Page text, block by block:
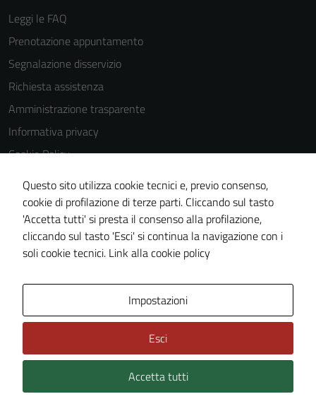
Leggi le FAQ
Prenotazione appuntamento
Segnalazione disservizio
Richiesta assistenza
Amministrazione trasparente
Informativa privacy
Cookie Policy
Note legali
Dichiarazione di accessibilità
Obiettivi di accessibilità
Piano di miglioramento del sito
Technical Design s.r.l.
Questo sito utilizza cookie tecnici e, previo consenso,
cookie di profilazione di terze parti. Cliccando sul tasto
'Accetta tutti' si presta il consenso alla profilazione,
cliccando sul tasto 'Esci' si continua la navigazione con i
soli cookie tecnici. Link alla cookie policy
Impostazioni
Esci
Accetta tutti
per il
del sito e non
possono
essere
disabilitati.
Questi cookie
informazioni